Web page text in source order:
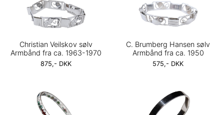
Christian Veilskov sølv
Armbånd fra ca. 1963-1970
875,- DKK
C. Brumberg Hansen sølv
Armbånd fra ca. 1950
575,- DKK